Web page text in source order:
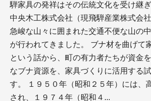
騨家具の発祥はその伝統文化を受け継
中央木工株式会社（現飛騨産業株式会
急峻な山々に囲まれた交通不便な山の
が行われてきました。 ブナ材を曲げて
という話から、町の有力者たちが資金
なブナ資源を、家具づくりに活用する
す。 １９５０年（昭和２５年）には、
され、１９７４年（昭和４...